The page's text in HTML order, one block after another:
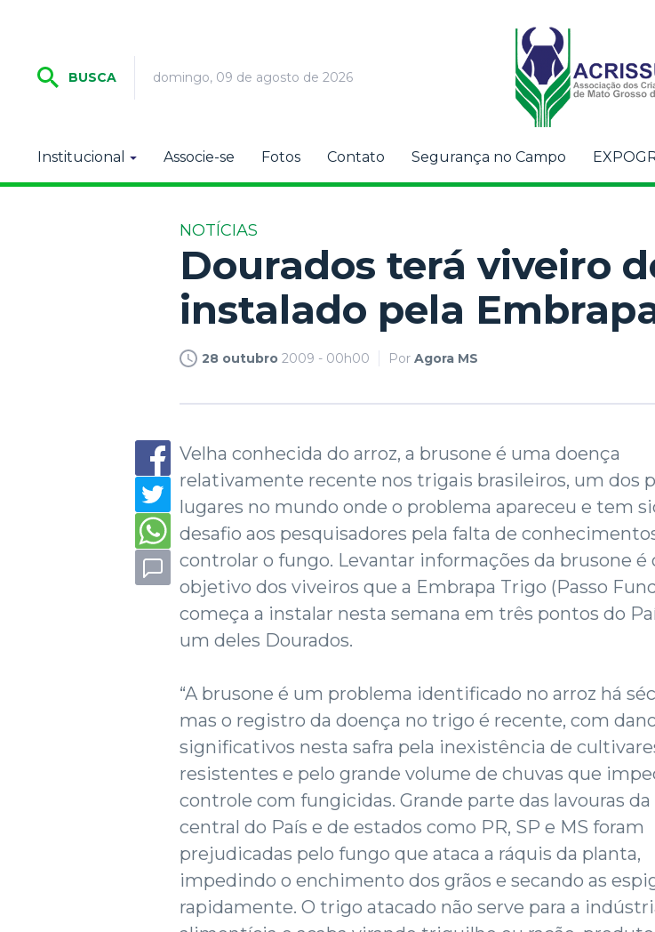
BUSCA domingo, 09 de agosto de 2026
Institucional Associe-se Fotos Contato Segurança no Campo
NOTÍCIAS
Dourados terá viveiro
instalado pela
28 outubro 2009 - 00h00 Por Agora MS
Velha conhecida do arroz, a brusone é uma doença
relativamente recente nos trigais brasileiros, um dos
lugares no mundo onde o problema apareceu e tem
desafio aos pesquisadores pela falta de
controlar o fungo. Levantar informações da brusone é
objetivo dos viveiros que a Embrapa Trigo (Passo
começa a instalar nesta semana em três pontos do
um deles Dourados.
“A brusone é um problema identificado no arroz há
mas o registro da doença no trigo é recente, com
significativos nesta safra pela inexistência de
resistentes e pelo grande volume de chuvas que
controle com fungicidas. Grande parte das lavouras da
central do País e de estados como PR, SP e MS foram
prejudicadas pelo fungo que ataca a ráquis da planta,
impedindo o enchimento dos grãos e secando as
rapidamente. O trigo atacado não serve para a